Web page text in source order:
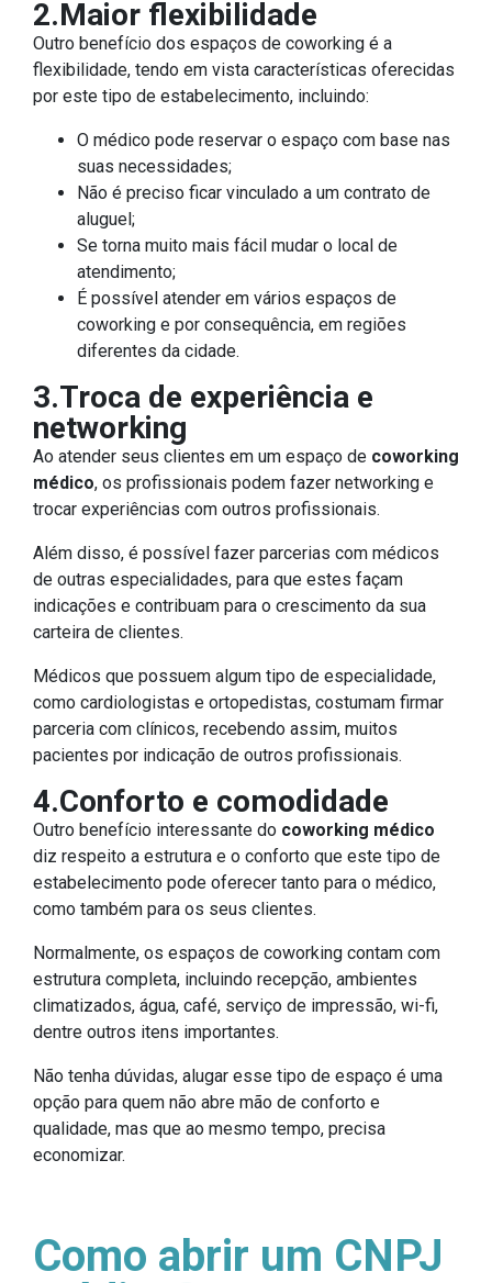
2.Maior flexibilidade
Outro benefício dos espaços de coworking é a
flexibilidade, tendo em vista características oferecidas
por este tipo de estabelecimento, incluindo:
O médico pode reservar o espaço com base nas
suas necessidades;
Não é preciso ficar vinculado a um contrato de
aluguel;
Se torna muito mais fácil mudar o local de
atendimento;
É possível atender em vários espaços de
coworking e por consequência, em regiões
diferentes da cidade.
3.Troca de experiência e
networking
Ao atender seus clientes em um espaço de coworking
médico, os profissionais podem fazer networking e
trocar experiências com outros profissionais.
Além disso, é possível fazer parcerias com médicos
de outras especialidades, para que estes façam
indicações e contribuam para o crescimento da sua
carteira de clientes.
Médicos que possuem algum tipo de especialidade,
como cardiologistas e ortopedistas, costumam firmar
parceria com clínicos, recebendo assim, muitos
pacientes por indicação de outros profissionais.
4.Conforto e comodidade
Outro benefício interessante do coworking médico
diz respeito a estrutura e o conforto que este tipo de
estabelecimento pode oferecer tanto para o médico,
como também para os seus clientes.
Normalmente, os espaços de coworking contam com
estrutura completa, incluindo recepção, ambientes
climatizados, água, café, serviço de impressão, wi-fi,
dentre outros itens importantes.
Não tenha dúvidas, alugar esse tipo de espaço é uma
opção para quem não abre mão de conforto e
qualidade, mas que ao mesmo tempo, precisa
economizar.
Como abrir um CNPJ